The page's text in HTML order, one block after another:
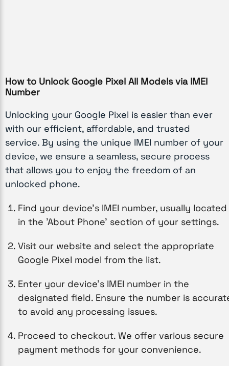
How to Unlock Google Pixel All Models via IMEI
Number
Unlocking your Google Pixel is easier than ever
with our efficient, affordable, and trusted
service. By using the unique IMEI number of your
device, we ensure a seamless, secure process
that allows you to enjoy the freedom of an
unlocked phone.
Find your device’s IMEI number, usually located
in the 'About Phone' section of your settings.
Visit our website and select the appropriate
Google Pixel model from the list.
Enter your device’s IMEI number in the
designated field. Ensure the number is
to avoid any processing issues.
Proceed to checkout. We offer various secure
payment methods for your convenience.